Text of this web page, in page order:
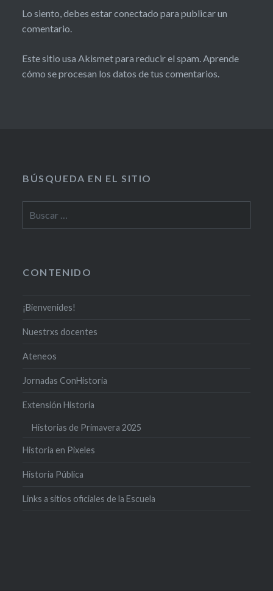
Lo siento, debes estarconectado para publicar un
comentario.
Este sitio usa Akismet para reducir el spam.Aprende
cómo se procesan los datos de tus comentarios.
BÚSQUEDA EN EL SITIO
CONTENIDO
¡Bienvenides!
Nuestrxs docentes
Ateneos
Jornadas ConHistoria
Extensión Historia
Historias de Primavera 2025
Historia en Pixeles
Historia Pública
Links a sitios oficiales de la Escuela